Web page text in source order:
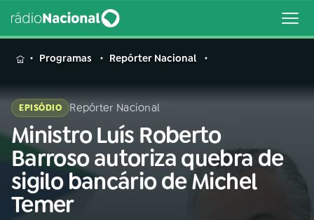
MENU
Buscar
na
Rádio
Nacional
Buscar
Programas Repórter Nacional
EPISÓDIO Repórter Nacional
Ministro Luís Roberto
Barroso autoriza quebra de
sigilo bancário de Michel
Temer